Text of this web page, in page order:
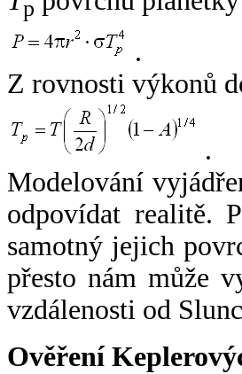
p
.
Z rovnosti výkonů
.
Modelování
odpovídat realitě.
samotný jejich
přesto nám může
vzdálenosti od
Ověření